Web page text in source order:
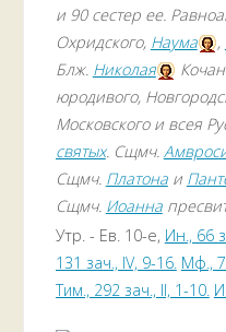
и 90 сестер ее.
Охридского, Наума ,
Блж. Николая
юродивого,
Московского и всея
святых. Сщмч.
Сщмч. Платонаи
Сщмч. Иоанна
Утр. - Ев. 10-е, Ин., 66
131 зач., IV, 9-16. Мф.,
Тим., 292 зач., II, 1-10.